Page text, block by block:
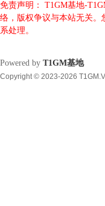
免责声明： T1GM基地-
络，版权争议与本站无关。
系处理。
Powered by T1GM基地
Copyright © 2023-2026